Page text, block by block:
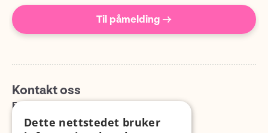
Til påmelding →
Kontakt oss
E-post
info@foto.no
Dette nettstedet bruker